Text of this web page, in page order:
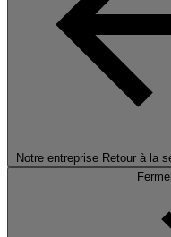
Notre entreprise Retour à la